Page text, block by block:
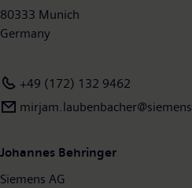
Konzern einen Umsatz von 55,3
Gewinn nach Steuern von 4,2
www.siemens.com.
80333 Munich
Germany
+49 (172) 132 9462
Johannes Behringer
Siemens AG